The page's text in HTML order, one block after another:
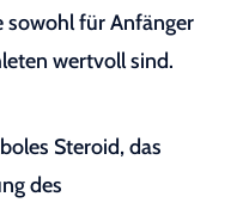
sowohl für Anfänger
wertvoll sind.
Steroid, das
des